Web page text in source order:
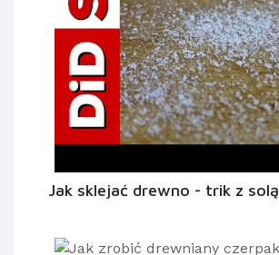
Jak sklejać drewno - trik z solą